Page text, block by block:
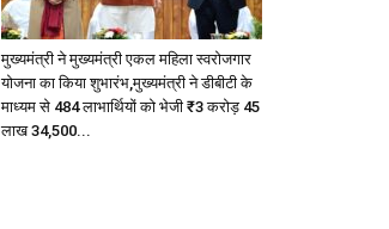
मुख्यमंत्री ने मुख्यमंत्री एकल महिला स्वरोजगार
योजना का किया शुभारंभ,मुख्यमंत्री ने डीबीटी के
माध्यम से 484 लाभार्थियों को भेजी ₹3 करोड़ 45
लाख 34,500...